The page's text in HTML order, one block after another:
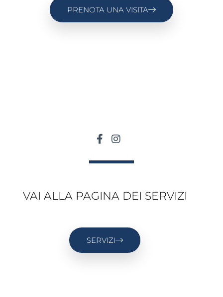
PRENOTA UNA VISITA
VAI ALLA PAGINA DEI SERVIZI
SERVIZI